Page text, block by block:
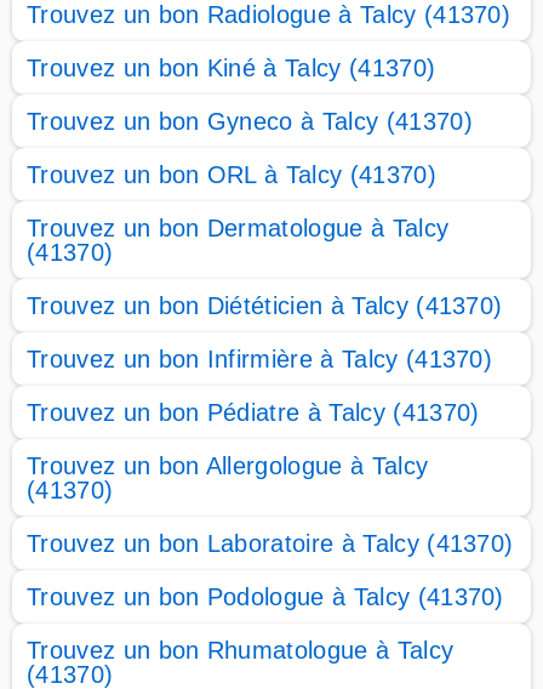
Trouvez un bon Radiologue à Talcy (41370)
Trouvez un bon Kiné à Talcy (41370)
Trouvez un bon Gyneco à Talcy (41370)
Trouvez un bon ORL à Talcy (41370)
Trouvez un bon Dermatologue à Talcy
(41370)
Trouvez un bon Diététicien à Talcy (41370)
Trouvez un bon Infirmière à Talcy (41370)
Trouvez un bon Pédiatre à Talcy (41370)
Trouvez un bon Allergologue à Talcy
(41370)
Trouvez un bon Laboratoire à Talcy (41370)
Trouvez un bon Podologue à Talcy (41370)
Trouvez un bon Rhumatologue à Talcy
(41370)